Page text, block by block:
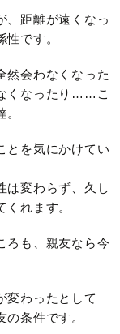
、距離が遠くなっ
です。
然会わなくなった
くなったり……こ
とを気にかけてい
は変わらず、久し
れます。
ろも、親友なら今
変わったとして
条件です。